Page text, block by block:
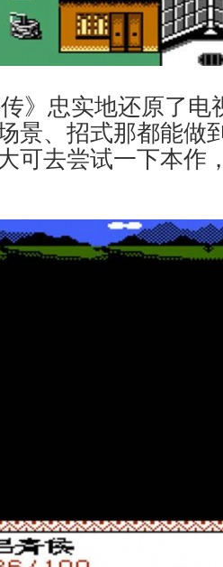
》忠实地还原了电
景、招式那都能做
可去尝试一下本作